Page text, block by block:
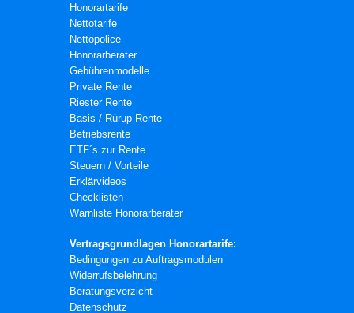
Honorartarife
Nettotarife
Nettopolice
Honorarberater
Gebührenmodelle
Private Rente
Riester Rente
Basis-/ Rürup Rente
Betriebsrente
ETF´s zur Rente
Steuern / Vorteile
Erklärvideos
Checklisten
Warnliste Honorarberater
Vertragsgrundlagen Honorartarife:
Bedingungen zu Auftragsmodulen
Widerrufsbelehrung
Beratungsverzicht
Datenschutz